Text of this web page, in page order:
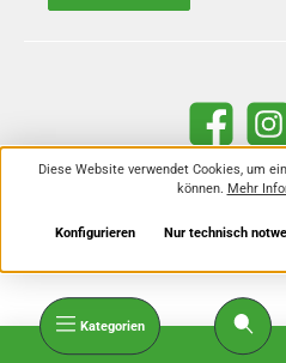
Kategorien
Facebook
Alle Preise inkl. gesetzl.
Nachnahmegebühren, wenn
Diese Website verwendet Cookies, um
können. Mehr
Nur technisch
Konfigurieren